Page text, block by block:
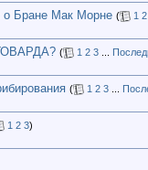
о Бране Мак Морне ( 1 2
( 1 2 3
( 1 2 3
1 2 3)